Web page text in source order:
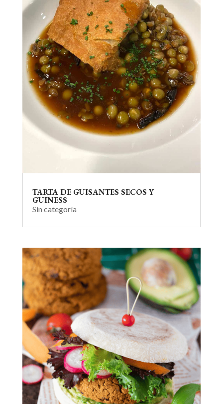
TARTA DE GUISANTES SECOS Y
GUINESS
Sin categoría